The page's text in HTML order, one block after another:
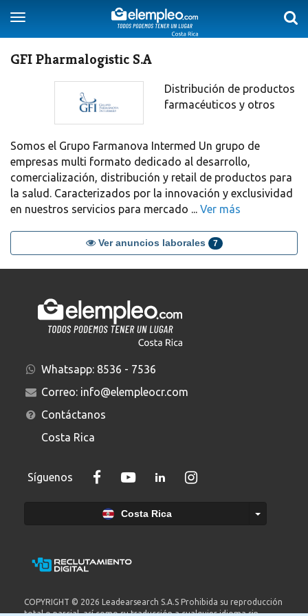
Toggle
navigation
GFI Pharmalogistic S.A
Distribución de productos
farmacéuticos y otros
Somos el Grupo Farmanova Intermed Un grupo de
empresas multi formato dedicado al desarrollo,
comercialización, distribución y retail de productos para
la salud. Caracterizados por la innovación y exclusividad
en nuestros servicios para mercado ... Ver más
Ver anuncios laborales 7
Whatsapp: 8536 - 7536
Correo: info@elempleocr.com
Contáctanos
Costa Rica
Síguenos
Costa Rica
COPYRIGHT © 2026 Leadearsearch S.A.S Prohibida su reproducción
total o parcial, así como su traducción a cualquier idioma sin